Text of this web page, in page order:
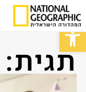
פתח סרגל
תגית: